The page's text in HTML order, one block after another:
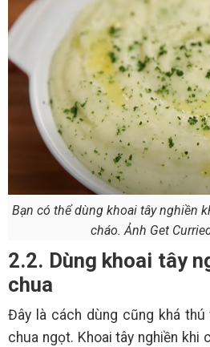
Bạn có thể dùng khoai tây nghiền
cháo. Ảnh Get
2.2. Dùng khoai tây
chua
Đây là cách dùng cũng khá
chua ngọt. Khoai tây nghiền khi